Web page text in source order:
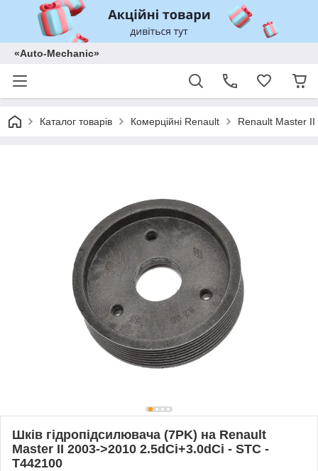
«Auto-Mechanic»
Каталог товарів Комерційні Renault Renault Master
Шків гідропідсилювача (7PK) на Renault
Master II 2003->2010 2.5dCi+3.0dCi - STC -
T442100